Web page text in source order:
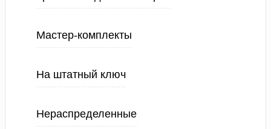
Мастер-комплекты
На штатный ключ
Нераспределенные